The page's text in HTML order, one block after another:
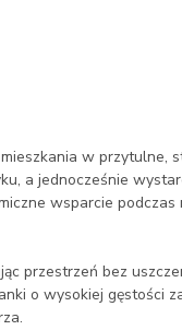
w
a jednocześnie
wsparcie
przestrzeń bez
o wysokiej gęstości